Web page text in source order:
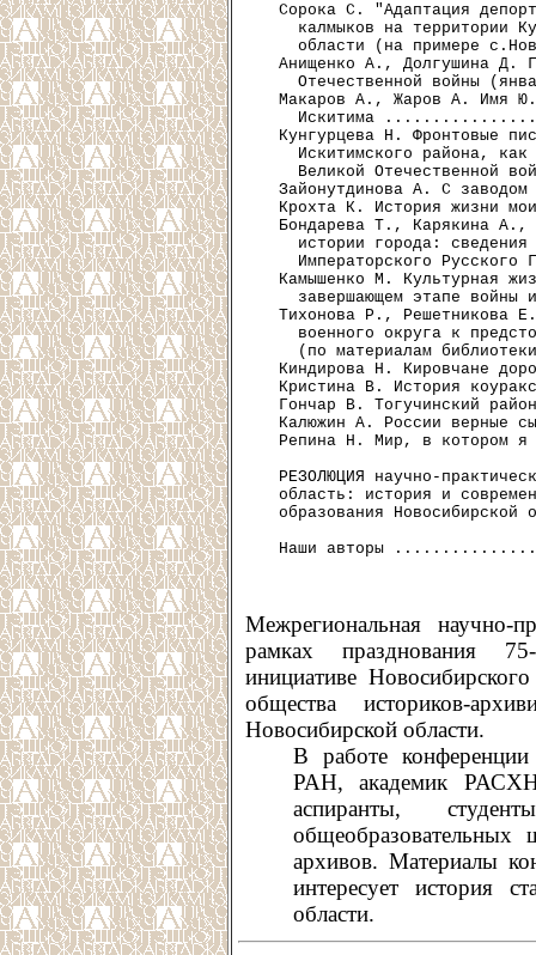
Сорока С. "Адаптация
калмыков на территории
области (на примере
Анищенко А., Долгушина Д.
Отечественной войны
Макаров А., Жаров А. Имя
Искитима
Кунгурцева Н. Фронтовые
Искитимского района,
Великой Отечественной
Зайонутдинова А. С
Крохта К. История жизни
Бондарева Т., Карякина А.,
истории города:
Императорского Русского
Камышенко М. Культурная
завершающем этапе войны
Тихонова Р., Решетникова
военного округа к
(по материалам
Киндирова Н. Кировчане
Кристина В. История
Гончар В. Тогучинский
Калюжин А. России верные
Репина Н. Мир, в котором
РЕЗОЛЮЦИЯ научно-
область: история и
образования Новосибирской
Межрегиональная научно-
рамках празднования
инициативе
общества историков-
Новосибирской области.
В работе конференции
РАН, академик
аспиранты,
архивов. Материалы
интересует история
области.